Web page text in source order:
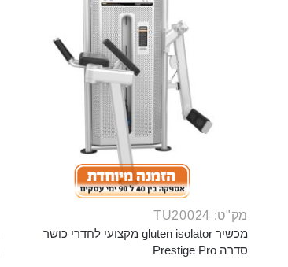
מק"ט: TU20024
מכשיר gluten isolator מקצועי לחדרי כושר
סדרה Prestige Pro